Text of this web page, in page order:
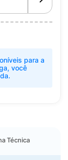
para a
você
Técnica